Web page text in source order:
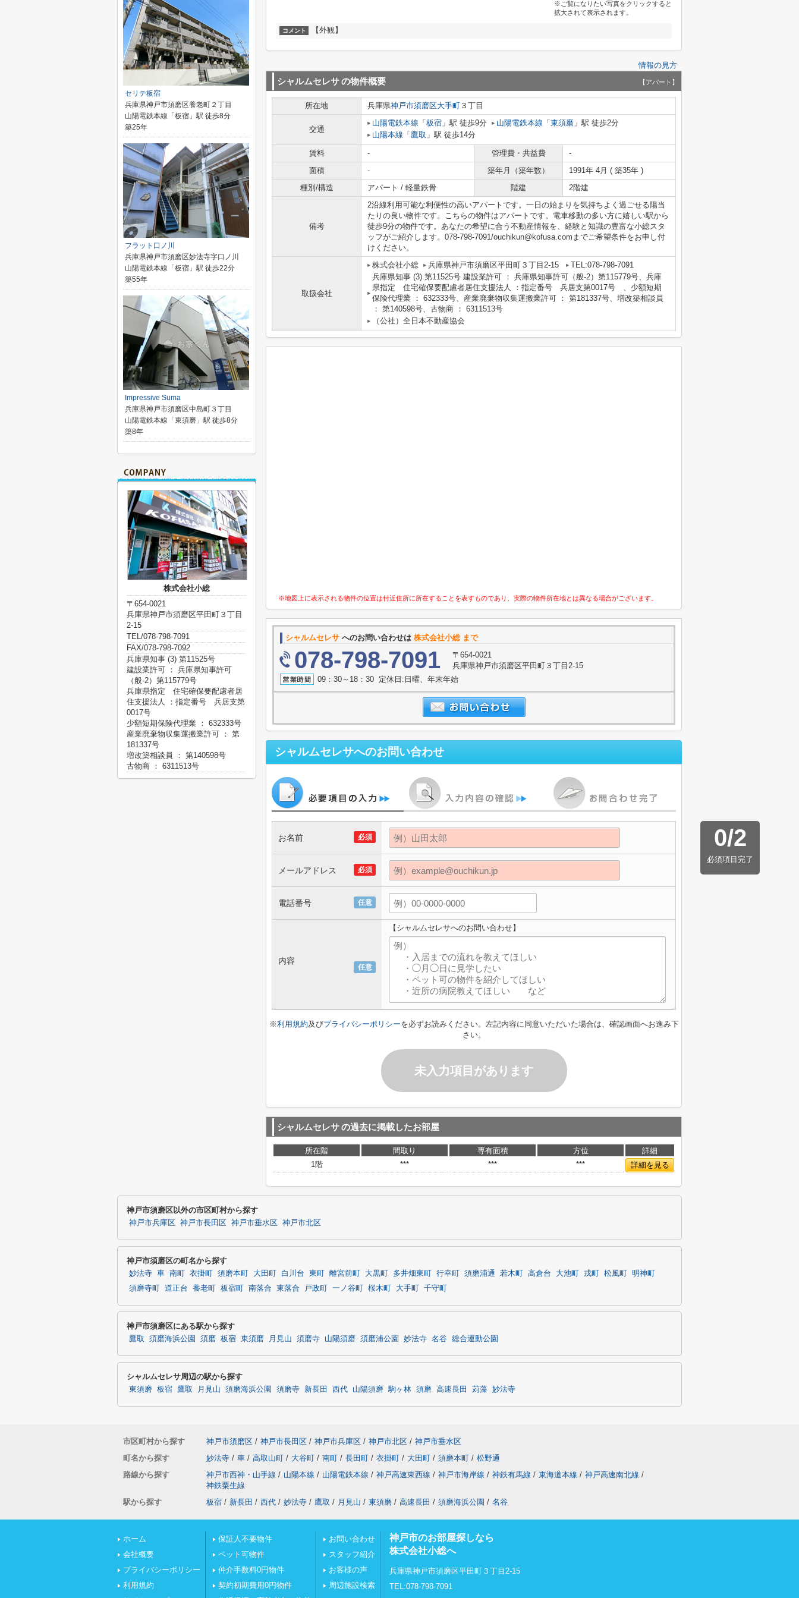
※ご覧になりたい写真をクリックすると
拡大されて表示されます。
コメント 【外観】
情報の見方
シャルムセレサの物件概要 【アパート】
所在地 兵庫県神戸市須磨区大手町 ３丁目
交通
山陽電鉄本線 「 板宿 」駅 徒歩9分 山陽電鉄本線 「 東須磨 」駅 徒歩2分
山陽本線 「 鷹取 」駅 徒歩14分
賃料 - 管理費・共益費
-
面積
- 築年月（築年数）
1991年 4月 ( 築35年 )
種別/構造
アパート / 軽量鉄骨 階建 2階建
備考
2沿線利用可能な利便性の高いアパートです。一日の始まりを気持ちよく過ごせる陽当
たりの良い物件です。こちらの物件はアパートです。電車移動の多い方に嬉しい駅から
徒歩9分の物件です。あなたの希望に合う不動産情報を、経験と知識の豊富な小総スタ
ッフがご紹介します。078-798-7091/ouchikun@kofusa.comまでご希望条件をお申し付
けください。
取扱会社
株式会社小総 兵庫県神戸市須磨区平田町３丁目2-15
TEL:078-798-7091
兵庫県知事 (3) 第11525号 建設業許可 ： 兵庫県知事許可（般-2）第115779号、兵庫
県指定 住宅確保要配慮者居住支援法人 ：指定番号 兵居支第0017号 、少額短期
保険代理業 ： 632333号、産業廃棄物収集運搬業許可 ： 第181337号、増改築相談員
： 第140598号、古物商 ： 6311513号
（公社）全日本不動産協会
※地図上に表示される物件の位置は付近住所に所在することを表すものであり、実際の物件所在地とは異なる場合がございます。
シャルムセレサ へのお問い合わせは 株式会社小総 まで
078-798-7091
〒654-0021
兵庫県神戸市須磨区平田町３丁目2-15
09：30～18：30 定休日:日曜、年末年始
シャルムセレサへのお問い合わせ
0/2
必須項目完了
必須
お名前
必須
メールアドレス
任意
電話番号
任意
内容
【シャルムセレサへのお問い合わせ】
※利用規約及びプライバシーポリシーを必ずお読みください。左記内容に同意いただいた場合は、確認画面へお進み下
さい。
未入力項目があります
シャルムセレサの過去に掲載したお部屋
所在階 間取り 専有面積 方位
詳細
1階
*** *** *** 詳細を見る
セリテ板宿
兵庫県神戸市須磨区養老町２丁目
山陽電鉄本線「板宿」駅 徒歩8分
築25年
フラット口ノ川
兵庫県神戸市須磨区妙法寺字口ノ川
山陽電鉄本線「板宿」駅 徒歩22分
築55年
Impressive Suma
兵庫県神戸市須磨区中島町３丁目
山陽電鉄本線「東須磨」駅 徒歩8分
築8年
株式会社小総
〒654-0021
兵庫県神戸市須磨区平田町３丁目
2-15
TEL/078-798-7091
FAX/078-798-7092
兵庫県知事 (3) 第11525号
建設業許可 ： 兵庫県知事許可
（般-2）第115779号
兵庫県指定 住宅確保要配慮者居
住支援法人 ：指定番号 兵居支第
0017号
少額短期保険代理業 ： 632333号
産業廃棄物収集運搬業許可 ： 第
181337号
増改築相談員 ： 第140598号
古物商 ： 6311513号
神戸市須磨区以外の市区町村から探す
神戸市兵庫区 神戸市長田区 神戸市垂水区 神戸市北区
神戸市須磨区の町名から探す
妙法寺 車 南町 衣掛町 須磨本町 大田町 白川台 東町 離宮前町 大黒町 多井畑東町 行幸町 須磨浦通 若木町 高倉台 大池町 戎町 松風町
明神町
須磨寺町
道正台 養老町 板宿町 南落合 東落合 戸政町 一ノ谷町 桜木町 大手町 千守町
神戸市須磨区にある駅から探す
鷹取 須磨海浜公園 須磨 板宿 東須磨 月見山 須磨寺 山陽須磨 須磨浦公園 妙法寺 名谷 総合運動公園
シャルムセレサ周辺の駅から探す
東須磨 板宿 鷹取 月見山 須磨海浜公園 須磨寺 新長田 西代 山陽須磨 駒ヶ林 須磨 高速長田 苅藻 妙法寺
市区町村から探す 神戸市須磨区 / 神戸市長田区 / 神戸市兵庫区 / 神戸市北区 / 神戸市垂水区
町名から探す
妙法寺 / 車 / 高取山町 / 大谷町 / 南町 / 長田町 / 衣掛町 / 大田町 / 須磨本町 / 松野通
路線から探す
神戸市西神・山手線 / 山陽本線 / 山陽電鉄本線 / 神戸高速東西線 / 神戸市海岸線 / 神鉄有馬線 / 東海道本線 / 神戸高速南北線 /
神鉄粟生線
駅から探す
板宿 / 新長田 / 西代 / 妙法寺 / 鷹取 / 月見山 / 東須磨 / 高速長田 / 須磨海浜公園 / 名谷
ホーム
会社概要
プライバシーポリシー
利用規約
保証人不要物件
ペット可物件
仲介手数料0円物件
契約初期費用0円物件
お問い合わせ
スタッフ紹介
お客様の声
周辺施設検索
神戸市のお部屋探しなら
株式会社小総へ
兵庫県神戸市須磨区平田町３丁目2-15
TEL:078-798-7091